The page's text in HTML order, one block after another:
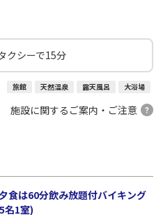
クシーで15分
旅館 天然温泉 露天風呂 大浴場
施設に関するご案内・ご注意
食は60分飲み放題付バイキング
名1室)